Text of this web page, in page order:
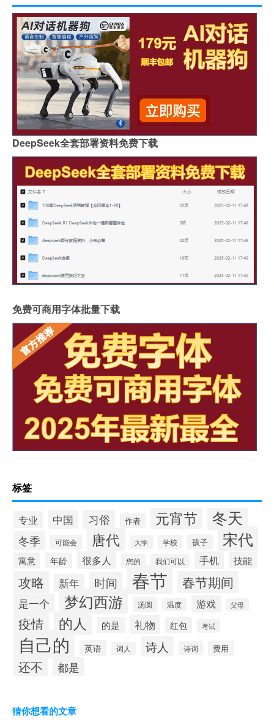
DeepSeek全套部署资料免费下载
免费可商用字体批量下载
标签
专业 中国 习俗 作者 元宵节 冬天
冬季 可能会 唐代 大学 学校 孩子 宋代
寓意 年龄 很多人 您的 我们可以 手机 技能
攻略 新年 时间 春节 春节期间
是一个 梦幻西游 汤圆 温度 游戏 父母
疫情 的人 的是 礼物 红包 考试
自己的 英语 词人 诗人 诗词 费用
还不 都是
猜你想看的文章